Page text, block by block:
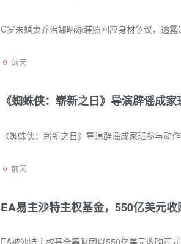
前天
《蜘蛛侠：崭新之日》导演辟谣成
前天
EA易主沙特主权基金，550亿美元